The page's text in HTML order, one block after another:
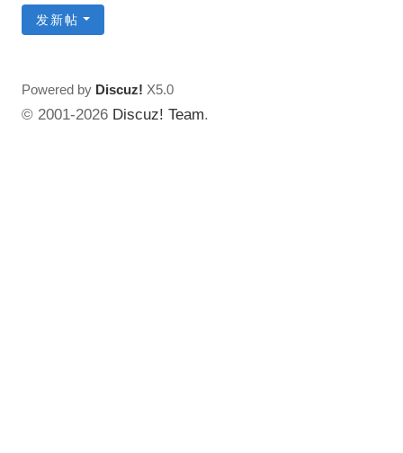
发新帖
Powered by Discuz! X5.0
© 2001-2026 Discuz! Team.